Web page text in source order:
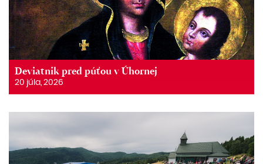
Deviatnik pred púťou v Úhornej
20 júla, 2026